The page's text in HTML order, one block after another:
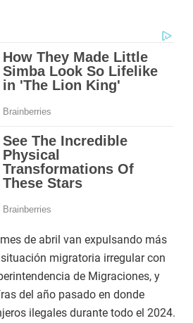
de abril van expulsando más
migratoria irregular con
de Migraciones, y
del año pasado en donde
ilegales durante todo el 2024.